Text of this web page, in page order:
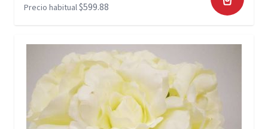
Precio habitual$599.88